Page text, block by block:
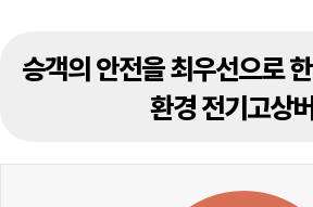
승객의 안전을 최우선으로
환경 전기고상